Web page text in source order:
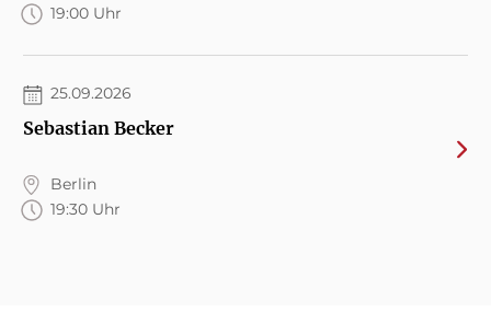
19:00 Uhr
25.09.2026
Sebastian Becker
Berlin
19:30 Uhr